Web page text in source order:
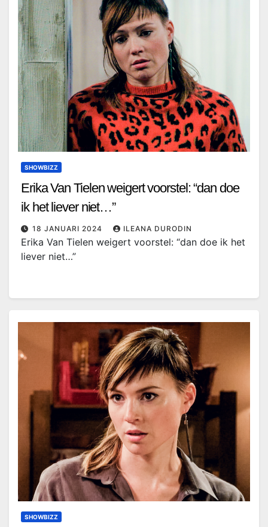
SHOWBIZZ
Erika Van Tielen weigert voorstel: “dan doe
ik het liever niet…”
18 JANUARI 2024 ILEANA DURODIN
Erika Van Tielen weigert voorstel: “dan doe ik het
liever niet…”
SHOWBIZZ